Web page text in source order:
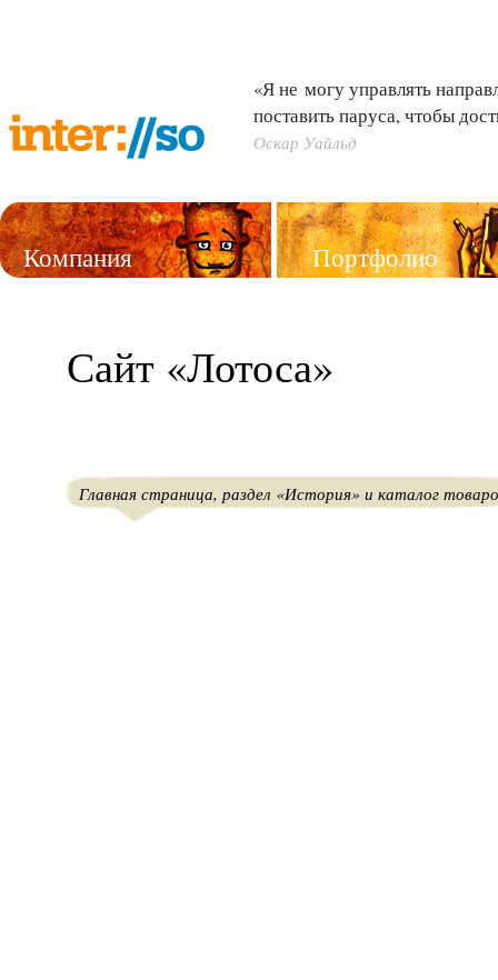
«Я не могу управлять
поставить паруса, чтобы
Оскар Уайльд
Компания Портфолио
Сайт «Лотоса»
Главная страница, раздел «История» и каталог